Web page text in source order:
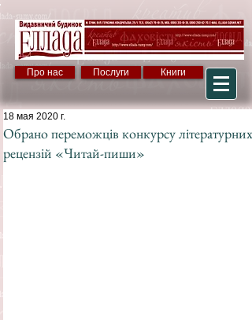
Про нас Послуги Книги
Обрано переможців конкурсу літературних
рецензій «Читай-пиши»
18 мая 2020 г.